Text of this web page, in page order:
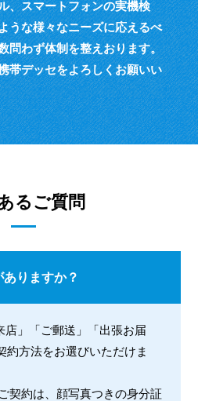
、スマートフォンの実機検
うな様々なニーズに応えるべ
問わず体制を整えおります。
帯デッセをよろしくお願いい
るご質問
りますか？
店」「ご郵送」「出張お届
約方法をお選びいただけま
契約は、顔写真つきの身分証